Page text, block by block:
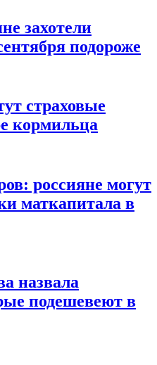
захотели
подороже
страховые
кормильца
россияне могут
маткапитала в
назвала
подешевеют в